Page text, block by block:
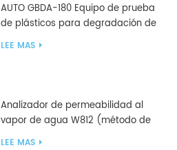
AUTO GBDA-180 Equipo de prueba
de plásticos para degradación de
compost
LEE MAS
Analizador de permeabilidad al
vapor de agua W812 (método de
copa) Equipo de prueba WVTR para
LEE MAS